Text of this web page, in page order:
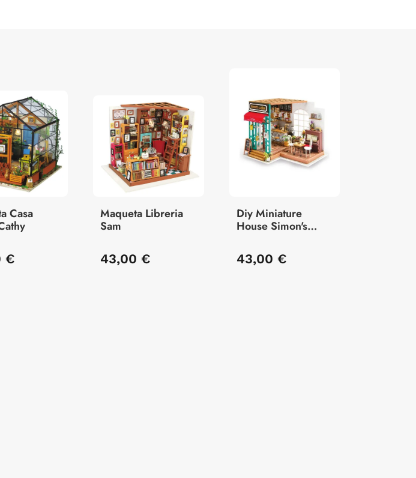
Casa
€
Maqueta Libreria
Sam
43,00 €
Diy Miniature
House Simon's
43,00 €